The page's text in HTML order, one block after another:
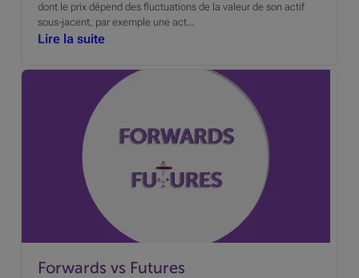
dont le prix dépend des fluctuations de la valeur de son actif
sous-jacent, par exemple une act...
Lire la suite
Forwards vs Futures